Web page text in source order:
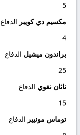
5
مكسيم دي كويبر الدفاع
4
براندون ميشيل الدفاع
25
ناثان نغوي الدفاع
15
توماس مونيير الدفاع